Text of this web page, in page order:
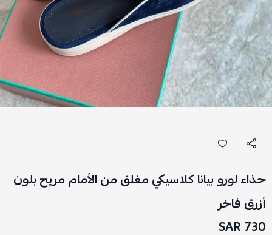
حذاء لورو بيانا كلاسيكي مغلق من الأمام مريح بلون
أزرق فاخر
730 SAR